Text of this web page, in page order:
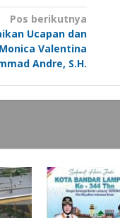
Pos berikutnya
Ucapan dan
Valentina
Andre, S.H.